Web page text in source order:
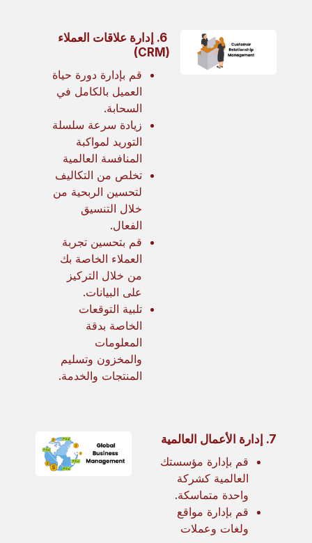
6. إدارة علاقات العملاء
(CRM)
قم بإدارة دورة حياة
العميل بالكامل في
السحابة.
زيادة سرعة سلسلة
التوريد لمواكبة
المنافسة العالمية
تخلص من التكاليف
لتحسين الربحية من
خلال التنسيق
الفعال.
قم بتحسين تجربة
العملاء الخاصة بك
من خلال التركيز
على البيانات.
تلبية التوقعات
الخاصة بدقة
المعلومات
والمخزون وتسليم
المنتجات والخدمة.
7. إدارة الأعمال العالمية
قم بإدارة مؤسستك
العالمية كشركة
واحدة متماسكة.
قم بإدارة مواقع
ولغات وعملات